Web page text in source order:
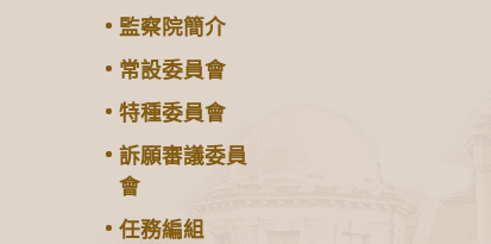
監察院簡介
常設委員會
特種委員會
訴願審議委員
會
任務編組